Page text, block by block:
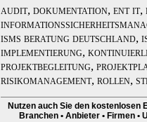
audit, dokumentation, ent it,
isms beratung deutschland,
implementierung,
projektbegleitung,
risikomanagement, rollen,
Nutzen auch Sie den kostenlosen
Branchen • Anbieter • Firmen •